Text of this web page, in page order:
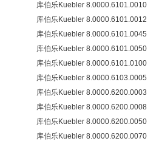
库伯乐Kuebler 8.0000.6101.0010
库伯乐Kuebler 8.0000.6101.0012
库伯乐Kuebler 8.0000.6101.0045
库伯乐Kuebler 8.0000.6101.0050
库伯乐Kuebler 8.0000.6101.0100
库伯乐Kuebler 8.0000.6103.0005
库伯乐Kuebler 8.0000.6200.0003
库伯乐Kuebler 8.0000.6200.0008
库伯乐Kuebler 8.0000.6200.0050
库伯乐Kuebler 8.0000.6200.0070